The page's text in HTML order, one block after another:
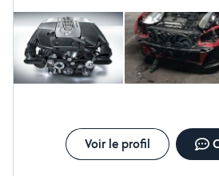
Voir le profil